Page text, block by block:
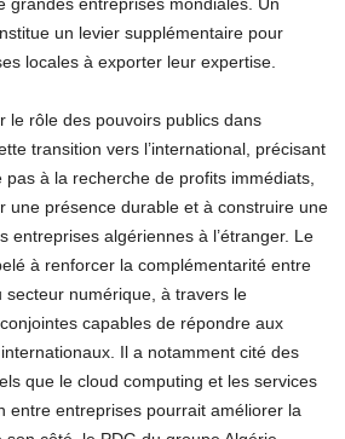
un levier supplémentaire pour
locales à exporter leur expertise.
le rôle des pouvoirs publics dans
transition vers l’international, précisant
pas à la recherche de profits immédiats,
une présence durable et à construire une
entreprises algériennes à l’étranger. Le
à renforcer la complémentarité entre
secteur numérique, à travers le
capables de répondre aux
Il a notamment cité des
que le cloud computing et les services
entre entreprises pourrait améliorer la